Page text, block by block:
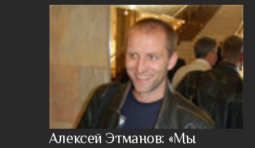
Алексей Этманов: «Мы